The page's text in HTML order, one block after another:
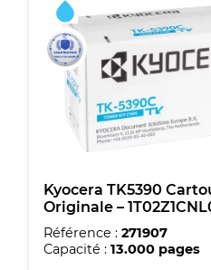
Magenta
Originale
-
1T02Z1BNL0/
Kyocera TK5390
Originale –
Référence : 271907
Capacité : 13.000 pages